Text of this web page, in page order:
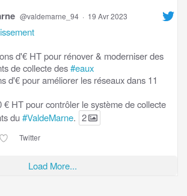
@valdemarne_94 · 19 Avr 2023
d'€ HT pour rénover & moderniser des
de collecte des#eaux
d'€ pour améliorer les réseaux dans 11
€ HT pour contrôler le système de collecte
du#ValdeMarne. 2
Twitter
Load More...